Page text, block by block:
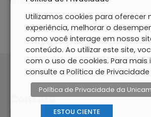
Contato
Utilizamos cookies para oferecer
experiência, melhorar o
como você interage em nosso
conteúdo. Ao utilizar este site,
com o uso de cookies. Para
consulte a Política de
Política de Privacidade da
ESTOU CIENTE